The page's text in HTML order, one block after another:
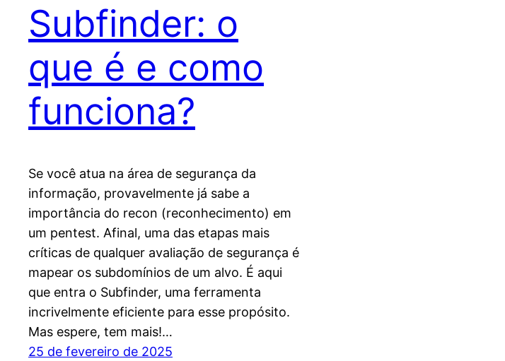
Subfinder: o
que é e como
funciona?
Se você atua na área de segurança da
informação, provavelmente já sabe a
importância do recon (reconhecimento) em
um pentest. Afinal, uma das etapas mais
críticas de qualquer avaliação de segurança é
mapear os subdomínios de um alvo. É aqui
que entra o Subfinder, uma ferramenta
incrivelmente eficiente para esse propósito.
Mas espere, tem mais!…
25 de fevereiro de 2025